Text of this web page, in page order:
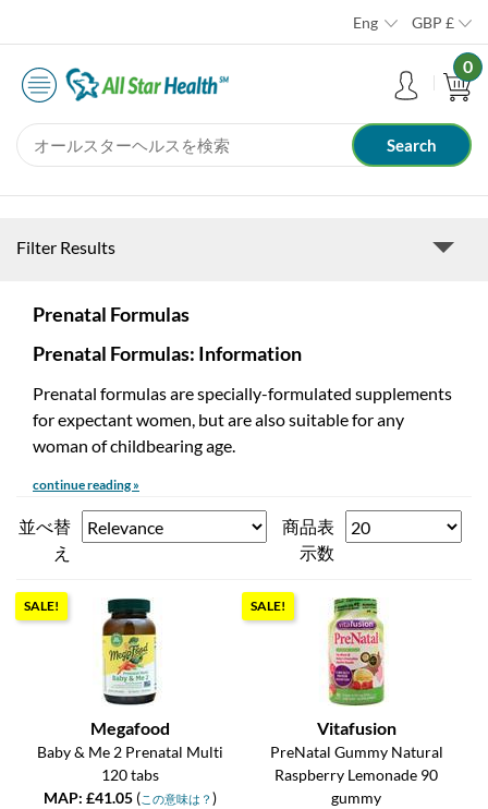
Eng GBP £
0
Filter Results
Prenatal Formulas
Prenatal Formulas: Information
Prenatal formulas are specially-formulated supplements
for expectant women, but are also suitable for any
woman of childbearing age.
continue reading »
並べ替
え
商品表
示数
SALE!
Megafood
Baby & Me 2 Prenatal Multi
120 tabs
MAP: £41.05 (この意味は？ )
SALE!
Vitafusion
PreNatal Gummy Natural
Raspberry Lemonade 90
gummy